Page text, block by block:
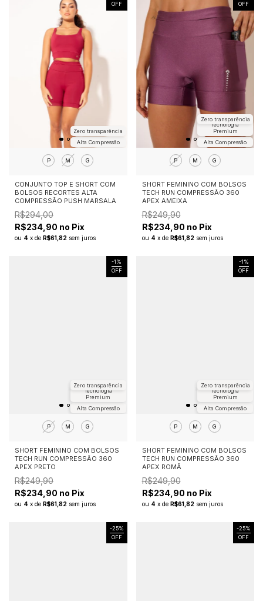
OFF
Alta Compressão
Zero transparência
P M G
CONJUNTO TOP E SHORT COM
BOLSOS RECORTES ALTA
COMPRESSÃO PUSH MARSALA
R$294,00
R$234,90 no Pix
ou 4 x de R$61,82 sem juros
OFF
Alta Compressão
Tecnologia
Premium
Zero transparência
P M G
SHORT FEMININO COM BOLSOS
TECH RUN COMPRESSÃO 360
APEX AMEIXA
R$249,90
R$234,90 no Pix
ou 4 x de R$61,82 sem juros
-1%
OFF
Alta Compressão
Tecnologia
Premium
Zero transparência
P M G
SHORT FEMININO COM BOLSOS
TECH RUN COMPRESSÃO 360
APEX PRETO
R$249,90
R$234,90 no Pix
ou 4 x de R$61,82 sem juros
-1%
OFF
Alta Compressão
Tecnologia
Premium
Zero transparência
P M G
SHORT FEMININO COM BOLSOS
TECH RUN COMPRESSÃO 360
APEX ROMÃ
R$249,90
R$234,90 no Pix
ou 4 x de R$61,82 sem juros
-25%
OFF
-25%
OFF